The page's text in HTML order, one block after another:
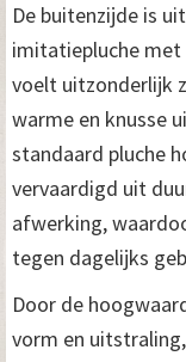
De buitenzijde is
imitatiepluche met
voelt uitzonderlijk
warme en knusse
standaard pluche
vervaardigd uit
afwerking,
tegen dagelijks
Door de
vorm en